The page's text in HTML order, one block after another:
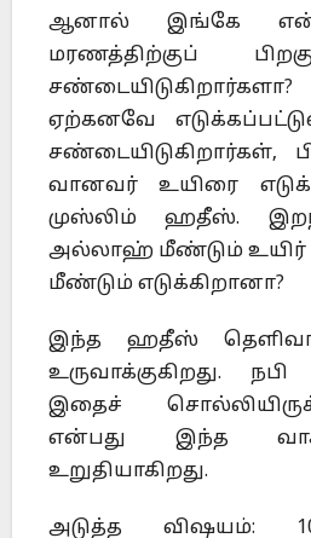
ஆனால் இங்கே என்ன
மரணத்திற்குப்
ஏற்கனவே
சண்டையிடுகிறார்கள்,
வானவர் உயிரை
முஸ்லிம் ஹதீஸ்.
அல்லாஹ் மீண்டும் உயிர்
மீண்டும் எடுக்கிறானா?
இந்த ஹதீஸ்
உருவாக்குகிறது.
இதைச்
என்பது இந்த
உறுதியாகிறது.
அடுத்த விஷயம்: